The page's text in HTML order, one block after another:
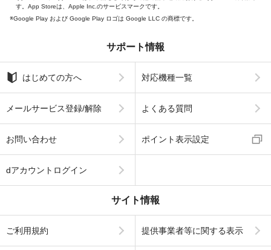
す。App Storeは、Apple Inc.のサービスマークです。
Google Play および Google Play ロゴは Google LLC の商標です。
サポート情報
はじめての方へ 対応機種一覧
メールサービス登録/解除 よくある質問
お問い合わせ ポイント表示設定
dアカウントログイン
サイト情報
ご利用規約 提供事業者等に関する表示